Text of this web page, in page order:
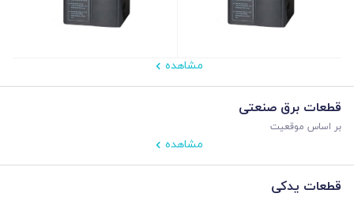
مشاهده
قطعات برق صنعتی
بر اساس موقعیت
مشاهده
قطعات یدکی